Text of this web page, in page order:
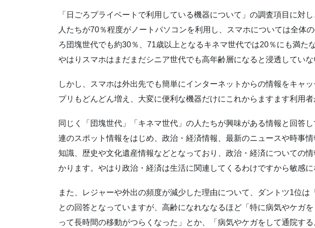
「日ごろプライベートで利用している機器について」の調査項目に対
人たちが70％程度がノートパソコンを利用し、スマホについては全体
ろ団塊世代でも約30％、71歳以上となるキネマ世代では20％にも満た
やはりスマホはまだまだシニア世代でも高年齢層になると浸透していな
しかし、スマホは外出先でも簡単にインターネットからの情報をキャ
プリもどんどん増え、大変に便利な機器だけにこれからますます利用者
同じく「団塊世代」「キネマ世代」の人たちが興味がある情報と回答
連のスポット情報をはじめ、政治・経済情報、最新のニュースや時事
知識、歴史や文化遺産情報などとなっており、政治・経済についての
かります。やはり政治・経済は生活に関連してくるわけですから敏感に
また、レジャーや外出の頻度が減少した理由について、ダントツ1位は
との回答となっていますが、高齢になれななるほど「特に病気やケガ
って長時間の移動がつらくなった」とか、「病気やケガをして通院す